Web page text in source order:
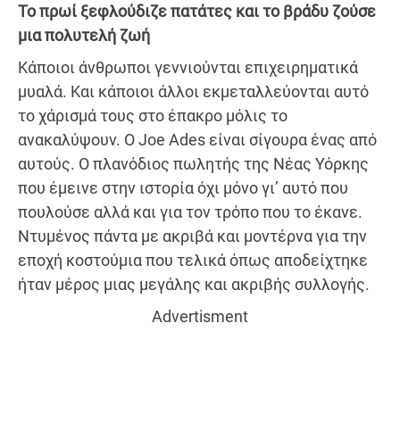
Το πρωί ξεφλούδιζε πατάτες και το βράδυ ζούσε
μια πολυτελή ζωή
Κάποιοι άνθρωποι γεννιούνται επιχειρηματικά
μυαλά. Και κάποιοι άλλοι εκμεταλλεύονται αυτό
το χάρισμά τους στο έπακρο μόλις το
ανακαλύψουν. Ο Joe Ades είναι σίγουρα ένας από
αυτούς. Ο πλανόδιος πωλητής της Νέας Υόρκης
που έμεινε στην ιστορία όχι μόνο γι’ αυτό που
πουλούσε αλλά και για τον τρόπο που το έκανε.
Ντυμένος πάντα με ακριβά και μοντέρνα για την
εποχή κοστούμια που τελικά όπως αποδείχτηκε
ήταν μέρος μιας μεγάλης και ακριβής συλλογής.
Advertisment